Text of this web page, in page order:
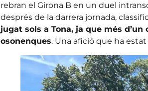
rebran el Girona B en un duel
després de la darrera jornada,
jugat sols a Tona, ja que més
osonenques. Una afició que ha